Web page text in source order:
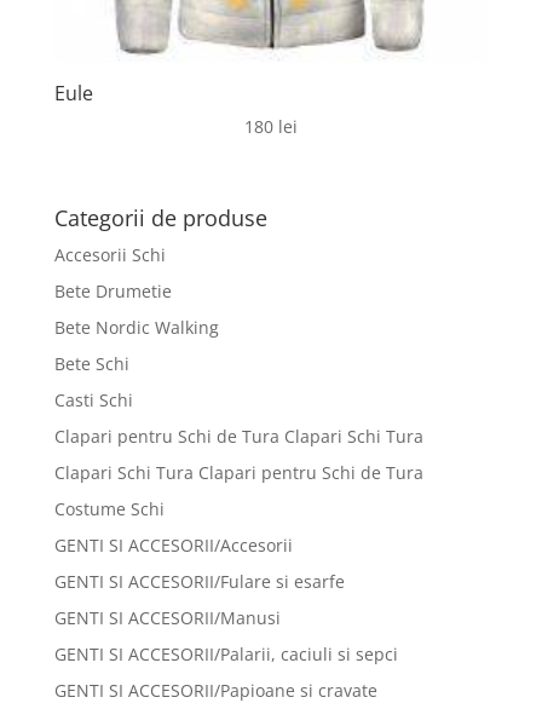
Eule
180 lei
Categorii de produse
Accesorii Schi
Bete Drumetie
Bete Nordic Walking
Bete Schi
Casti Schi
Clapari pentru Schi de Tura Clapari Schi Tura
Clapari Schi Tura Clapari pentru Schi de Tura
Costume Schi
GENTI SI ACCESORII/Accesorii
GENTI SI ACCESORII/Fulare si esarfe
GENTI SI ACCESORII/Manusi
GENTI SI ACCESORII/Palarii, caciuli si sepci
GENTI SI ACCESORII/Papioane si cravate